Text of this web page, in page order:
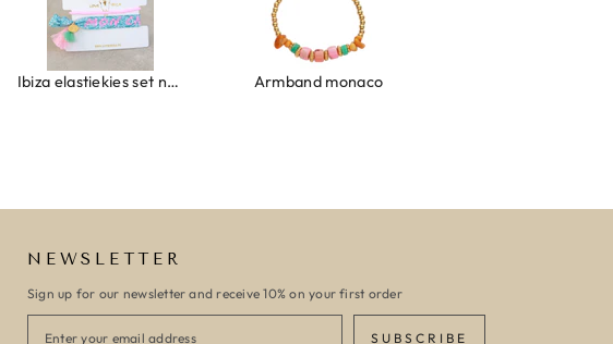
Ibiza elastiekjes set no. 132 Armband monaco
NEWSLETTER
Sign up for our newsletter and receive 10% on your first order
SUBSCRIBE